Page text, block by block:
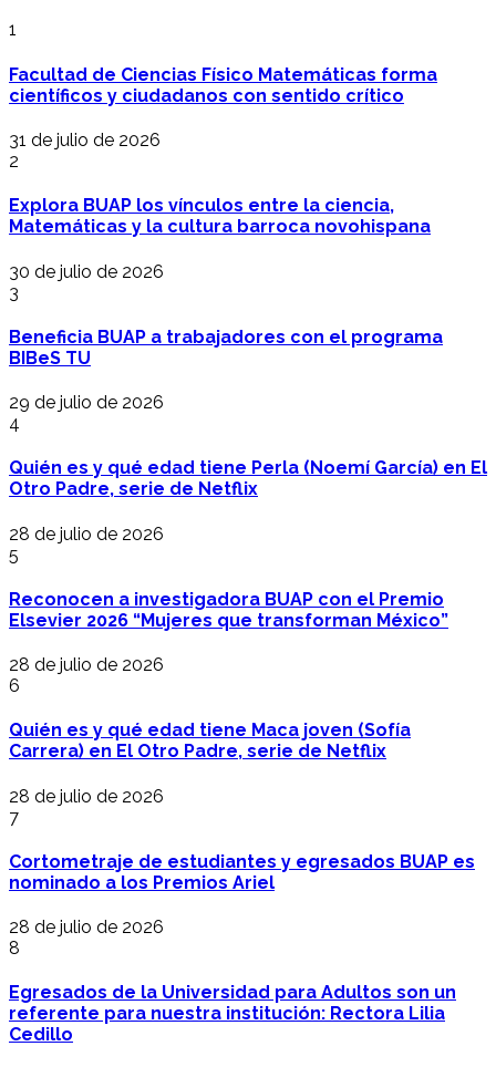
1
Facultad de Ciencias Físico Matemáticas forma
científicos y ciudadanos con sentido crítico
31 de julio de 2026
2
Explora BUAP los vínculos entre la ciencia,
Matemáticas y la cultura barroca novohispana
30 de julio de 2026
3
Beneficia BUAP a trabajadores con el programa
BIBeS TU
29 de julio de 2026
4
Quién es y qué edad tiene Perla (Noemí García) en El
Otro Padre, serie de Netflix
28 de julio de 2026
5
Reconocen a investigadora BUAP con el Premio
Elsevier 2026 “Mujeres que transforman México”
28 de julio de 2026
6
Quién es y qué edad tiene Maca joven (Sofía
Carrera) en El Otro Padre, serie de Netflix
28 de julio de 2026
7
Cortometraje de estudiantes y egresados BUAP es
nominado a los Premios Ariel
28 de julio de 2026
8
Egresados de la Universidad para Adultos son un
referente para nuestra institución: Rectora Lilia
Cedillo